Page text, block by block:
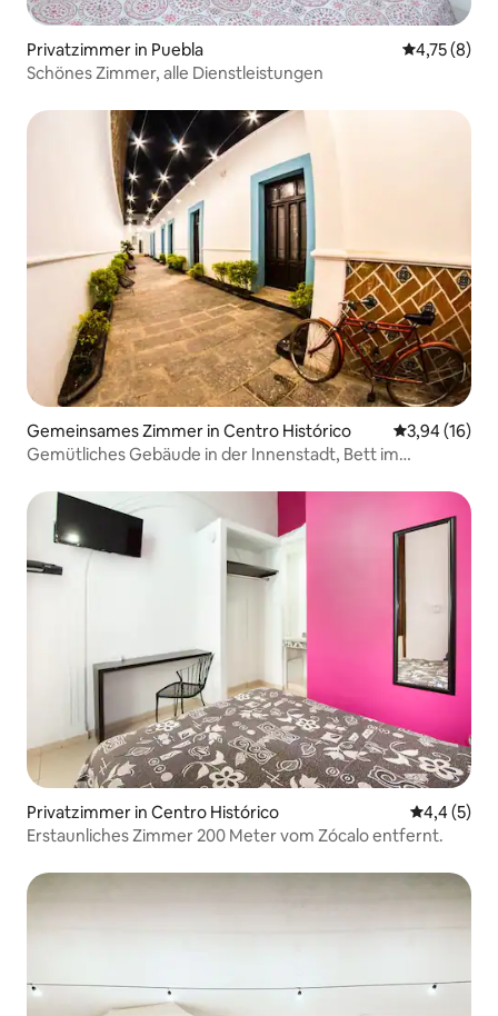
Privatzimmer in Puebla
4,75 (8)
Schönes Zimmer, alle Dienstleistungen
Gemeinsames Zimmer in Centro Histórico
3,94 (16)
Gemütliches Gebäude in der Innenstadt, Bett im
Privatzimmer in Centro Histórico
4,4 (5)
Erstaunliches Zimmer 200 Meter vom Zócalo entfernt.